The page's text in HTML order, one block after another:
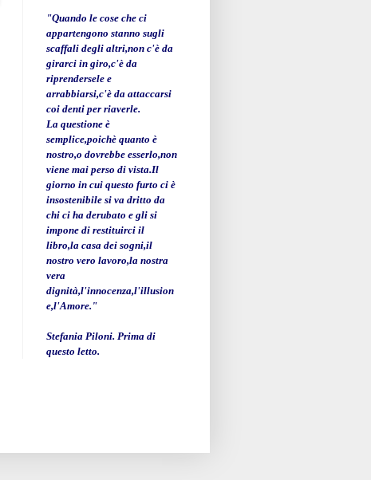
"Quando le cose che ci
appartengono stanno sugli
scaffali degli altri,non c'è da
girarci in giro,c'è da
riprendersele e
arrabbiarsi,c'è da attaccarsi
coi denti per riaverle.
La questione è
semplice,poichè quanto è
nostro,o dovrebbe esserlo,non
viene mai perso di vista.Il
giorno in cui questo furto ci è
insostenibile si va dritto da
chi ci ha derubato e gli si
impone di restituirci il
libro,la casa dei sogni,il
nostro vero lavoro,la nostra
vera
dignità,l'innocenza,l'illusion
e,l'Amore."
Stefania Piloni. Prima di
questo letto.